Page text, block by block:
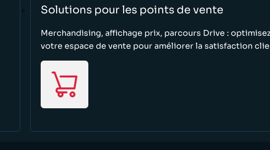
Solutions pour les points de vente
Merchandising, affichage prix, parcours Drive :
votre espace de vente pour améliorer la satisfaction